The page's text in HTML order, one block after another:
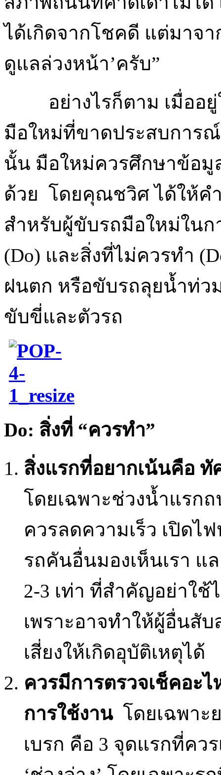
ได้เกิดจากโชคดี แต่มาจา
ดูแลล่วงหน้า’ครับ”
อย่างไรก็ตาม เมื่อ
มือใหม่ที่ขาดประสบการ
นั้น มือใหม่ควรศึกษาข้อมู
ด้วย โดยคุณชวิศ ได้ให้ค
สำหรับผู้ขับรถมือใหม่ใน
(Do) และสิ่งที่ไม่ควรทำ
ฝนตก หรือขับรถลุยน้ำท่ว
ขับขี่และตัวรถ
Do: สิ่งที่ “ควรทำ”
สิ่งแรกที่อยากเน้นคือ
โดยเฉพาะช่วงน้ำแรก
ควรลดความเร็ว เปิดไ
รถคันอื่นมองเห็นเรา แ
2-3 เท่า ที่สำคัญอย่าใ
เพราะอาจทำให้ผู้อื่นสั
เสี่ยงให้เกิดอุบัติเหตุได้
ควรมีการตรวจเช็คอะ
การใช้งาน โดยเฉพาะ
เบรก คือ 3 จุดแรกที่คว